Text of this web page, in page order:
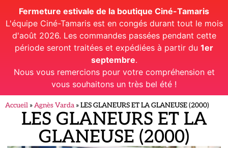
Fermeture estivale de la boutique Ciné-Tamaris
L'équipe Ciné-Tamaris est en congés durant tout le mois
d'août 2026. Les commandes passées pendant cette
période seront traitées et expédiées à partir du 1er
septembre.
Nous vous remercions pour votre compréhension et
vous souhaitons un très bel été !
Accueil »Agnès Varda »LES GLANEURS ET LA GLANEUSE (2000)
LES GLANEURS ET LA
GLANEUSE (2000)